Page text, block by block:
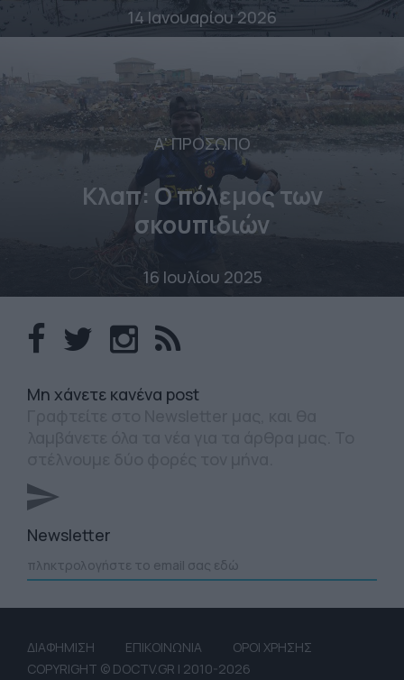
14 Ιανουαρίου 2026
Α' ΠΡΟΣΩΠΟ
Κλαπ: Ο πόλεμος των
σκουπιδιών
16 Ιουλίου 2025
Mη χάνετε κανένα post
Newsletter
ΔΙΑΦΗΜΙΣΗ ΕΠΙΚΟΙΝΩΝΙΑ
ΟΡΟΙ ΧΡΗΣΗΣ
COPYRIGHT © DOCTV.GR | 2010-2026